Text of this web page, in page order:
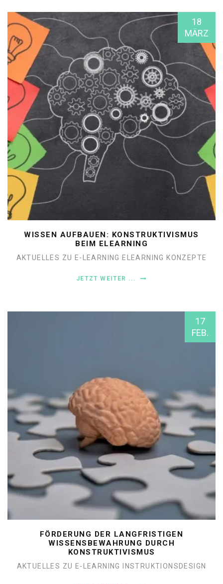
18
MÄRZ
WISSEN AUFBAUEN: KONSTRUKTIVISMUS
BEIM ELEARNING
AKTUELLES ZU E-LEARNING ELEARNING KONZEPTE
JETZT WEITER ...
17
FEB.
FÖRDERUNG DER LANGFRISTIGEN
WISSENSBEWAHRUNG DURCH
KONSTRUKTIVISMUS
AKTUELLES ZU E-LEARNING INSTRUKTIONSDESIGN